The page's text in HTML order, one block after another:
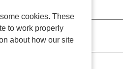
cookies. These
to work properly
about how our site